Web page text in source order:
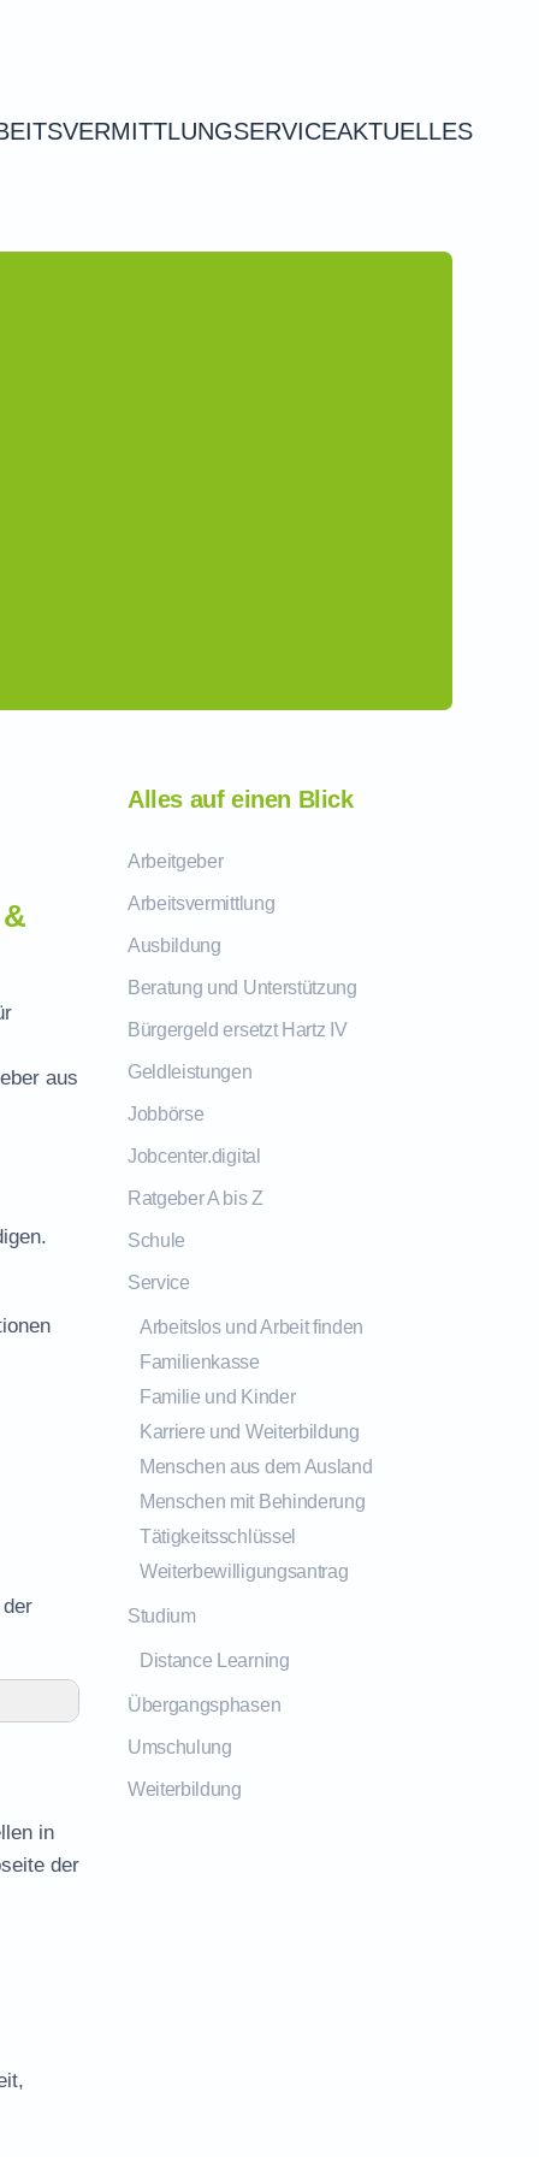
SERVICEAKTUELLES
aus
in
der
Alles auf einen Blick
Arbeitgeber
Arbeitsvermittlung
Ausbildung
Beratung und Unterstützung
Bürgergeld ersetzt Hartz IV
Geldleistungen
Jobbörse
Jobcenter.digital
Ratgeber A bis Z
Schule
Service
Arbeitslos und Arbeit finden
Familienkasse
Familie und Kinder
Karriere und Weiterbildung
Menschen aus dem Ausland
Menschen mit Behinderung
Tätigkeitsschlüssel
Weiterbewilligungsantrag
Studium
Distance Learning
Übergangsphasen
Umschulung
Weiterbildung